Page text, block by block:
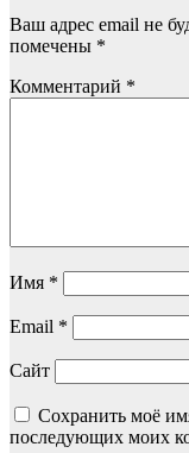
Ваш адрес email не
помечены *
Комментарий *
Имя *
Email *
Сайт
Сохранить моё
последующих моих